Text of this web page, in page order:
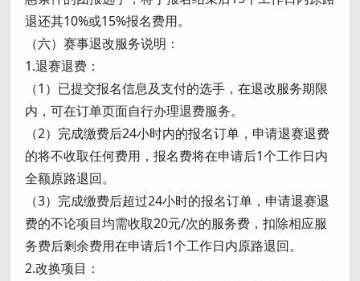
退还其10%或15%报名费用。
（六）赛事退改服务说明：
1.退赛退费：
（1）已提交报名信息及支付的选手，在退改服务期限
内，可在订单页面自行办理退费服务。
（2）完成缴费后24小时内的报名订单，申请退赛退费
的将不收取任何费用，报名费将在申请后1个工作日内
全额原路退回。
（3）完成缴费后超过24小时的报名订单，申请退赛退
费的不论项目均需收取20元/次的服务费，扣除相应服
务费后剩余费用在申请后1个工作日内原路退回。
2.改换项目：